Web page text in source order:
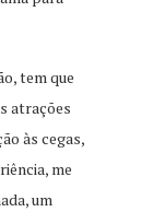
tem que
atrações
às cegas,
me
um